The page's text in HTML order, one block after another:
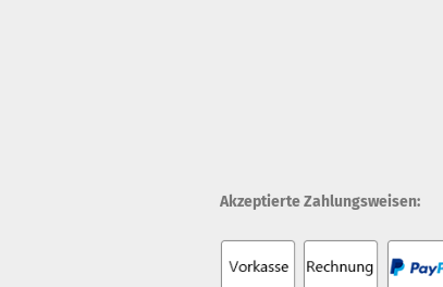
Akzeptierte Zahlungsweisen: